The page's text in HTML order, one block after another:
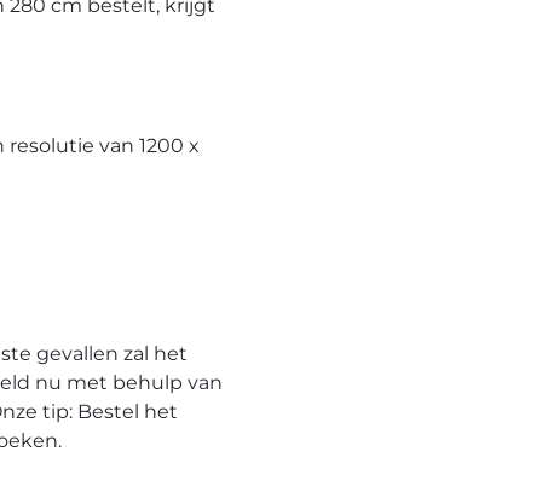
280 cm bestelt, krijgt
van 1200 x
gevallen zal het
nu met behulp van
tip: Bestel het